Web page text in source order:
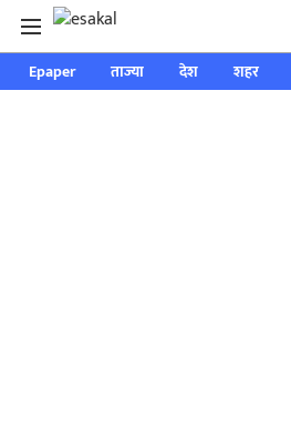
Epaper ताज्या देश शहर